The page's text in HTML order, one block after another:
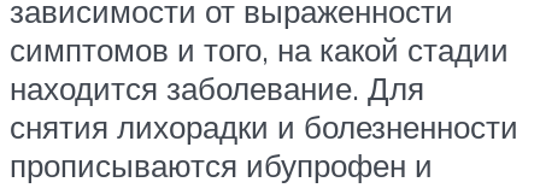
зависимости от выраженности
симптомов и того, на какой стадии
находится заболевание. Для
снятия лихорадки и болезненности
прописываются ибупрофен и